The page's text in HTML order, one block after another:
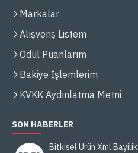
Markalar
Alışveriş Listem
Ödül Puanlarım
Bakiye İşlemlerim
KVKK Aydınlatma Metni
SON HABERLER
Bitkisel Ürün Xml Bayilik